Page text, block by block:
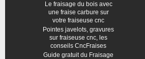
Le fraisage du bois avec
une fraise carbure sur
votre fraiseuse cnc
Pointes javelots, gravures
sur fraiseuse cnc, les
conseils CncFraises
Guide gratuit du Fraisage